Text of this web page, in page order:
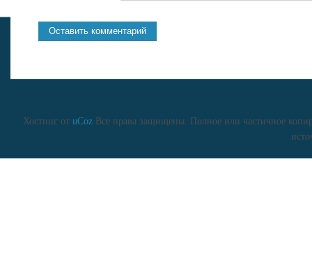
Хостинг от uCozВсе права защищены. Полное или частичное